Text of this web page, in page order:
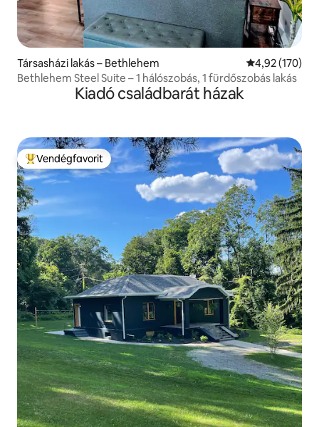
Társasházi lakás – Bethlehem Átlagos
4,92 (170)
Bethlehem Steel Suite – 1 hálószobás, 1 fürdőszobás lakás
Kiadó családbarát házak
Kiemelt vendégfavorit
Vendégfavorit